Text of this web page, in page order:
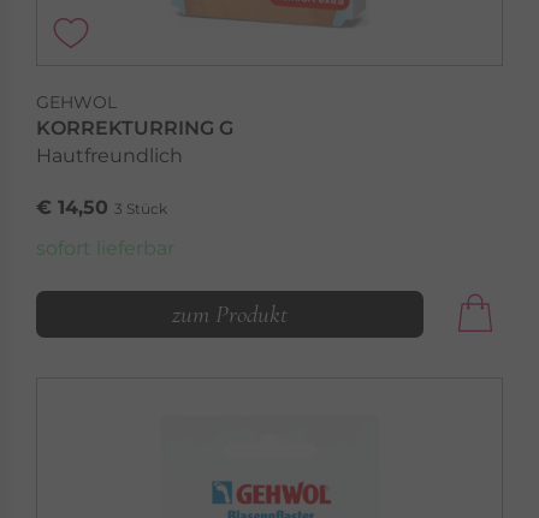
GEHWOL
KORREKTURRING G
Hautfreundlich
€ 14,50 3 Stück
sofort lieferbar
zum Produkt